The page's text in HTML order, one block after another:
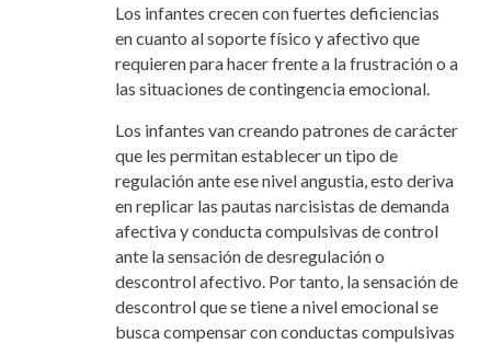
Los infantes crecen con fuertes deficiencias
en cuanto al soporte físico y afectivo que
requieren para hacer frente a la frustración o a
las situaciones de contingencia emocional.
Los infantes van creando patrones de carácter
que les permitan establecer un tipo de
regulación ante ese nivel angustia, esto deriva
en replicar las pautas narcisistas de demanda
afectiva y conducta compulsivas de control
ante la sensación de desregulación o
descontrol afectivo. Por tanto, la sensación de
descontrol que se tiene a nivel emocional se
busca compensar con conductas compulsivas